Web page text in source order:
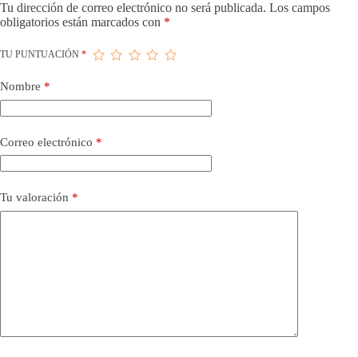
Tu dirección de correo electrónico no será publicada. Los campos
obligatorios están marcados con *
TU PUNTUACIÓN *
Nombre *
Correo electrónico *
Tu valoración *